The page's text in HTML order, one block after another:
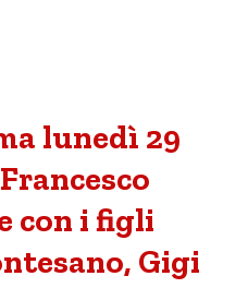
lunedì 29
con i figli
Gigi